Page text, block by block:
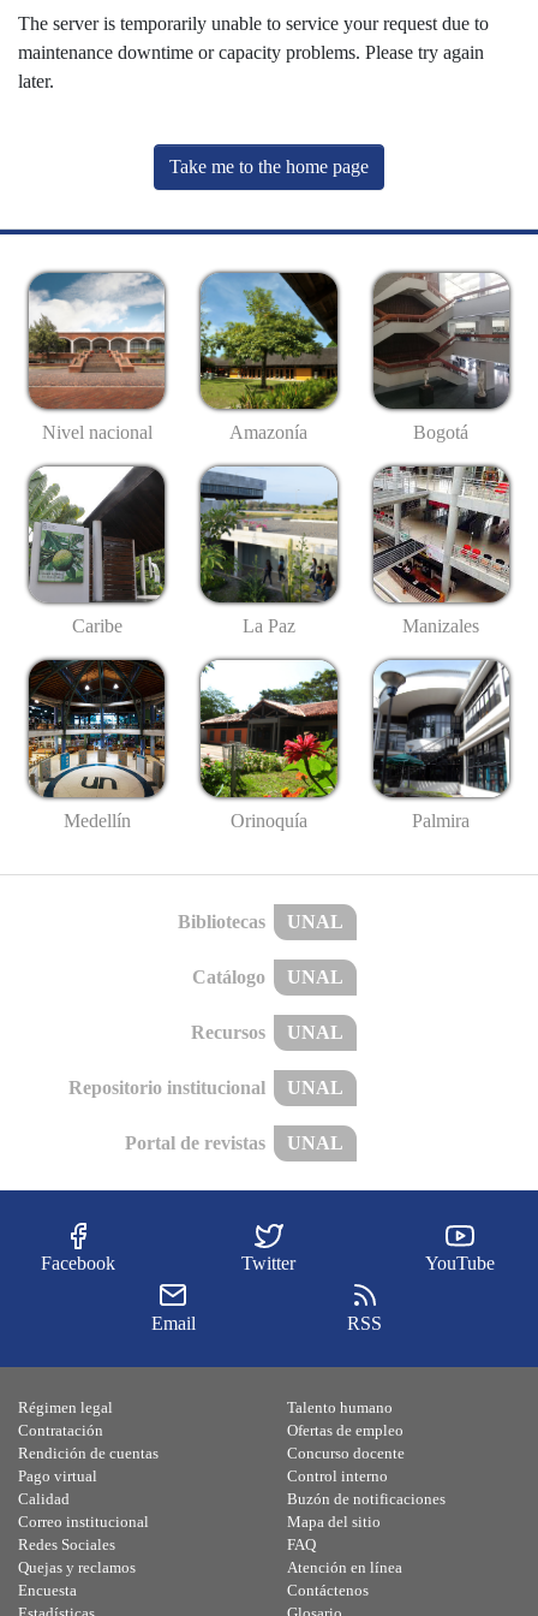
The server is temporarily unable to service your request due to
maintenance downtime or capacity problems. Please try again
later.
Take me to the home page
Nivel nacional Amazonía Bogotá
Caribe La Paz Manizales
Medellín Orinoquía Palmira
Bibliotecas UNAL
Catálogo UNAL
Recursos UNAL
Repositorio institucional UNAL
Portal de revistas UNAL
Facebook Twitter YouTube
Email RSS
Régimen legal
Contratación
Rendición de cuentas
Pago virtual
Calidad
Talento humano
Ofertas de empleo
Concurso docente
Control interno
Buzón de notificaciones
Correo institucional
Redes Sociales
Quejas y reclamos
Encuesta
Mapa del sitio
FAQ
Atención en línea
Contáctenos